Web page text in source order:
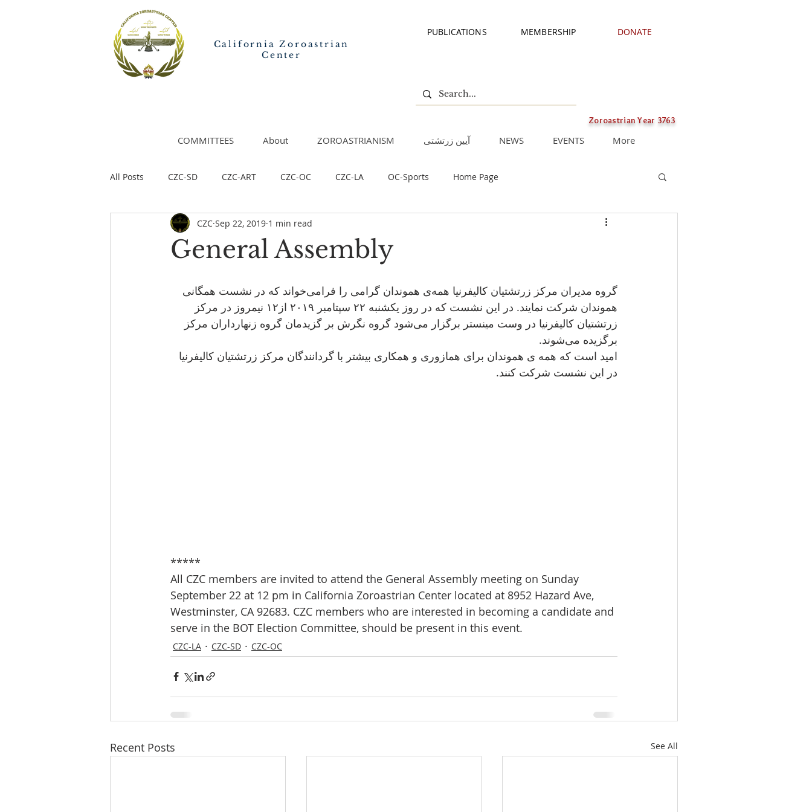
California Zoroastrian
Center
PUBLICATIONS MEMBERSHIP DONATE
Zoroastrian Year 3763
COMMITTEES About ZOROASTRIANISM آیین زرتشتی NEWS EVENTS More
All Posts CZC-SD CZC-ART CZC-OC CZC-LA OC-Sports Home Page
General Assembly
CZC Sep 22, 2019 1 min read
گروه مدیران مرکز زرتشتیان کالیفرنیا همه‌ی هموندان گرامی را فرامی‌خواند که در نشست همگانی
هموندان شرکت نمایند. در این نشست که در روز یکشنبه ۲۲ سپتامبر ۲۰۱۹ از۱۲ نیمروز در مرکز
زرتشتیان کالیفرنیا در وست مینستر برگزار می‌شود گروه نگرش بر گزیدمان گروه زنهارداران مرکز
برگزیده می‌شوند.
امید است که همه ی هموندان برای همازوری و همکاری بیشتر با گردانندگان مرکز زرتشتیان کالیفرنیا
در این نشست شرکت کنند.
*****
All CZC members are invited to attend the General Assembly meeting on Sunday
September 22 at 12 pm in California Zoroastrian Center located at 8952 Hazard Ave,
Westminster, CA 92683. CZC members who are interested in becoming a candidate and
serve in the BOT Election Committee, should be present in this event.
CZC-LA CZC-SD CZC-OC
Recent Posts See All